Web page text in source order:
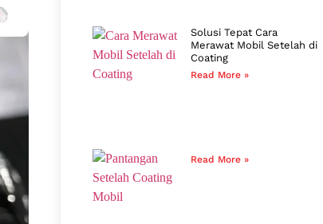
Solusi Tepat Cara
Merawat Mobil Setelah di
Coating
Read More »
Read More »